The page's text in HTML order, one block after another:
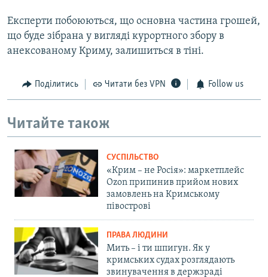
Експерти побоюються, що основна частина грошей,
що буде зібрана у вигляді курортного збору в
анексованому Криму, залишиться в тіні.
Поділитись Читати без VPN Follow us
Читайте також
СУСПІЛЬСТВО
«Крим – не Росія»: маркетплейс
Ozon припинив прийом нових
замовлень на Кримському
півострові
ПРАВА ЛЮДИНИ
Мить – і ти шпигун. Як у
кримських судах розглядають
звинувачення в держзраді